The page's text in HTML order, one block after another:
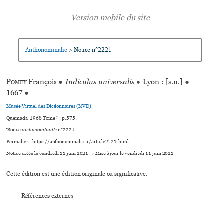
Anthonominalie > Notice n°2221
Pomey François ● Indiculus universalis ● Lyon : [s.n.] ●
1667 ●
Musée Virtuel des Dictionnaires (MVD).
Quemada, 1968 Tome * : p.575 .
Noticeanthonominalien°2221.
Permalien : https://anthonominalie.fr/article2221.html
Notice créée le vendredi 11 juin 2021 → Mise à jour le vendredi 11 juin 2021
Cette édition est une édition originale ou significative.
Références externes